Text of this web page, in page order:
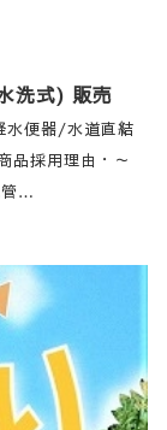
洗式) 販売
水便器/水道直結
採用理由・～
管…